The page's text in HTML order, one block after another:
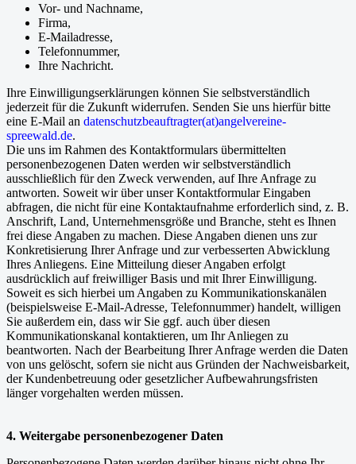
Vor- und Nachname,
Firma,
E-Mailadresse,
Telefonnummer,
Ihre Nachricht.
Ihre Einwilligungserklärungen können Sie selbstverständlich
jederzeit für die Zukunft widerrufen. Senden Sie uns hierfür bitte
eine E-Mail an datenschutzbeauftragter(at)angelvereine-
spreewald.de.
Die uns im Rahmen des Kontaktformulars übermittelten
personenbezogenen Daten werden wir selbstverständlich
ausschließlich für den Zweck verwenden, auf Ihre Anfrage zu
antworten. Soweit wir über unser Kontaktformular Eingaben
abfragen, die nicht für eine Kontaktaufnahme erforderlich sind, z. B.
Anschrift, Land, Unternehmensgröße und Branche, steht es Ihnen
frei diese Angaben zu machen. Diese Angaben dienen uns zur
Konkretisierung Ihrer Anfrage und zur verbesserten Abwicklung
Ihres Anliegens. Eine Mitteilung dieser Angaben erfolgt
ausdrücklich auf freiwilliger Basis und mit Ihrer Einwilligung.
Soweit es sich hierbei um Angaben zu Kommunikationskanälen
(beispielsweise E-Mail-Adresse, Telefonnummer) handelt, willigen
Sie außerdem ein, dass wir Sie ggf. auch über diesen
Kommunikationskanal kontaktieren, um Ihr Anliegen zu
beantworten. Nach der Bearbeitung Ihrer Anfrage werden die Daten
von uns gelöscht, sofern sie nicht aus Gründen der Nachweisbarkeit,
der Kundenbetreuung oder gesetzlicher Aufbewahrungsfristen
länger vorgehalten werden müssen.
4. Weitergabe personenbezogener Daten